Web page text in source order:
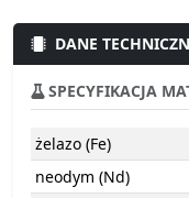
DANE
SPECYFIKACJA
żelazo (Fe)
neodym (Nd)